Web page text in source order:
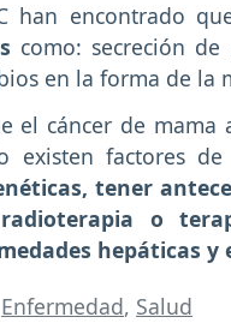
han encontrado
como: secreción
en la forma de la
el cáncer de
existen factores de
tener
o
hepáticas y
Enfermedad, Salud